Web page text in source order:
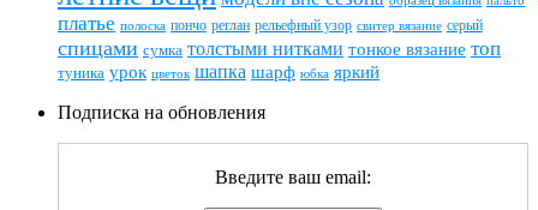
платье полоска пончо реглан рельефный узор свитер вязание серый
спицами сумка толстыми нитками тонкое вязание топ
туника урок цветок шапка шарф юбка яркий
Подписка на обновления
Введите ваш email: